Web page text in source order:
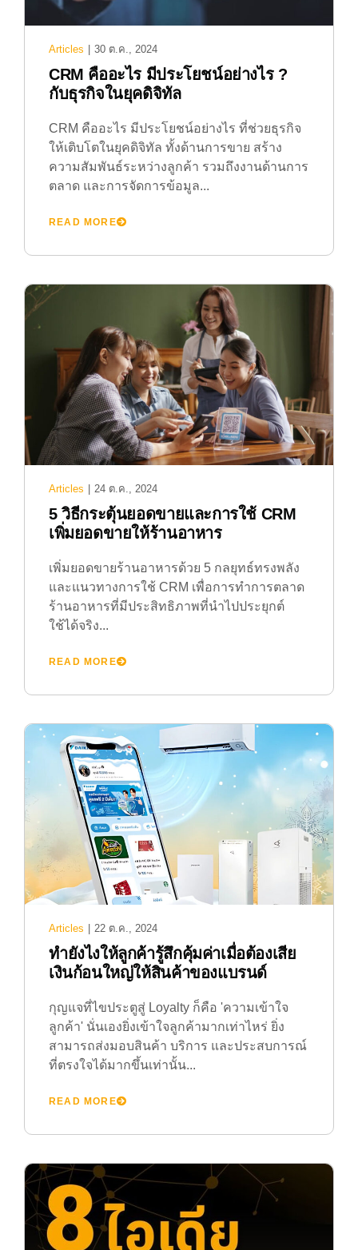
Articles 30 ต.ค., 2024
CRM คืออะไร มีประโยชน์อย่างไร ?
กับธุรกิจในยุคดิจิทัล
CRM คืออะไร มีประโยชน์อย่างไร ที่ช่วยธุรกิจ
ให้เติบโตในยุคดิจิทัล ทั้งด้านการขาย สร้าง
ความสัมพันธ์ระหว่างลูกค้า รวมถึงงานด้านการ
ตลาด และการจัดการข้อมูล...
READ MORE
Articles 24 ต.ค., 2024
5 วิธีกระตุ้นยอดขายและการใช้ CRM
เพิ่มยอดขายให้ร้านอาหาร
เพิ่มยอดขายร้านอาหารด้วย 5 กลยุทธ์ทรงพลัง
และแนวทางการใช้ CRM เพื่อการทำการตลาด
ร้านอาหารที่มีประสิทธิภาพที่นำไปประยุกต์
ใช้ได้จริง...
READ MORE
Articles 22 ต.ค., 2024
ทำยังไงให้ลูกค้ารู้สึกคุ้มค่าเมื่อต้องเสีย
เงินก้อนใหญ่ให้สินค้าของแบรนด์
กุญแจที่ไขประตูสู่ Loyalty ก็คือ 'ความเข้าใจ
ลูกค้า' นั่นเองยิ่งเข้าใจลูกค้ามากเท่าไหร่ ยิ่ง
สามารถส่งมอบสินค้า บริการ และประสบการณ์
ที่ตรงใจได้มากขึ้นเท่านั้น...
READ MORE